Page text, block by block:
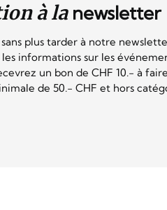
à lanewsletter
plus tarder à notre
informations sur les
un bon de CHF 10.- à
de 50.- CHF et hors